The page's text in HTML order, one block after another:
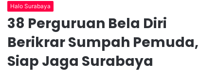
Halo Surabaya
38 Perguruan Bela Diri
Berikrar Sumpah Pemuda,
Siap Jaga Surabaya